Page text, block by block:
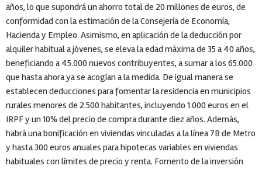
años, lo que supondrá un ahorro total de 20 millones de euros, de
conformidad con la estimación de la Consejería de Economía,
Hacienda y Empleo. Asimismo, en aplicación de la deducción por
alquiler habitual a jóvenes, se eleva la edad máxima de 35 a 40 años,
beneficiando a 45.000 nuevos contribuyentes, a sumar a los 65.000
que hasta ahora ya se acogían a la medida. De igual manera se
establecen deducciones para fomentar la residencia en municipios
rurales menores de 2.500 habitantes, incluyendo 1.000 euros en el
IRPF y un 10% del precio de compra durante diez años. Además,
habrá una bonificación en viviendas vinculadas a la línea 7B de Metro
y hasta 300 euros anuales para hipotecas variables en viviendas
habituales con límites de precio y renta. Fomento de la inversión